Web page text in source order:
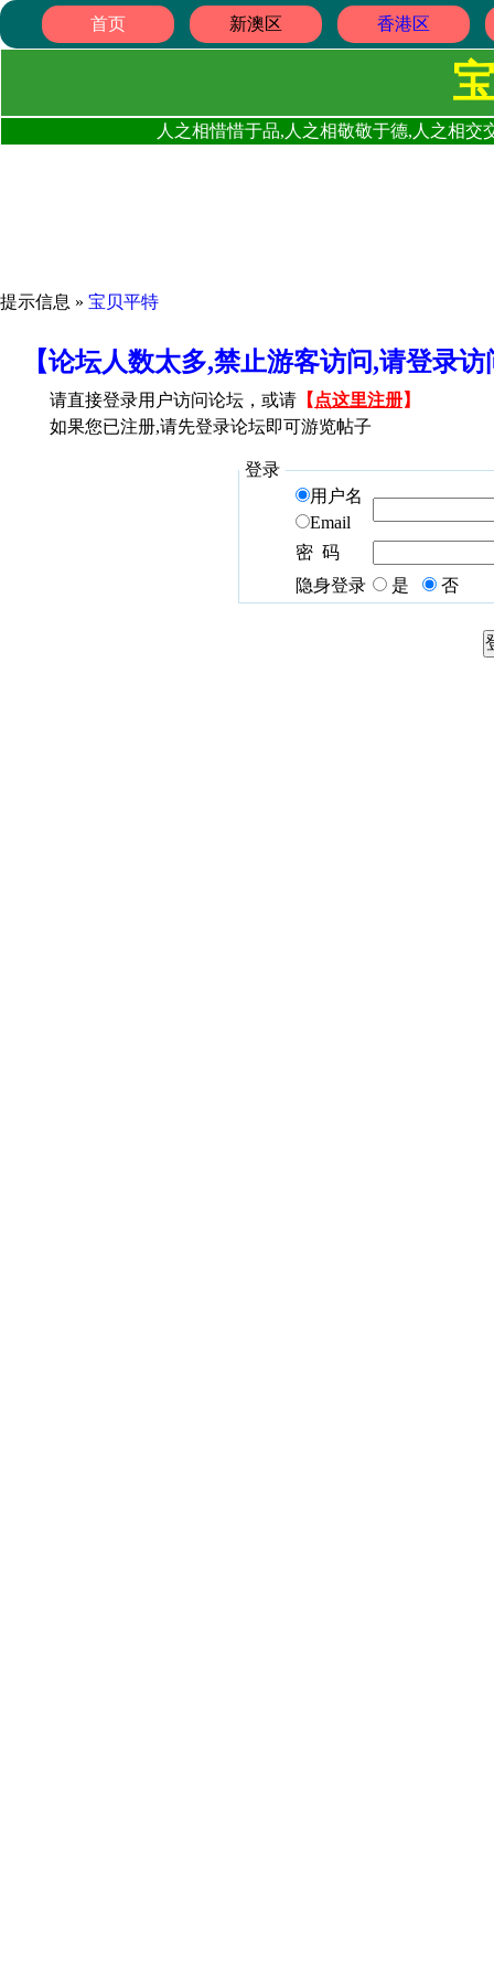
首页 新澳区 香港区
人之相惜惜于品,人之相敬敬于德,人之相
提示信息 » 宝贝平特
【论坛人数太多,禁止游客访问,请登录
请直接登录用户访问论坛，或请 【 点这里注册】
如果您已注册,请先登录论坛即可游览帖子
登录
用户名
Email
密 码
隐身登录
是 否